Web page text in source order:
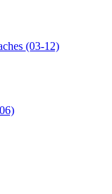
(03-12)